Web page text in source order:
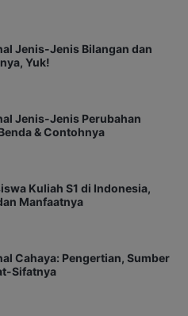
Jenis-Jenis Bilangan dan
Yuk!
Jenis-Jenis Perubahan
& Contohnya
Kuliah S1 di Indonesia,
Manfaatnya
Cahaya: Pengertian, Sumber
Sifatnya